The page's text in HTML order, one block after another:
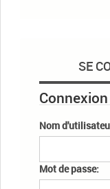
SE
Connexion
Nom
Mot de passe: